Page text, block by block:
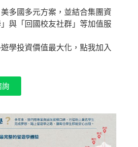
多國多元方案，並結合集團資
與「回國校友社群」等加值服
學投資價值最大化，點我加入
詢